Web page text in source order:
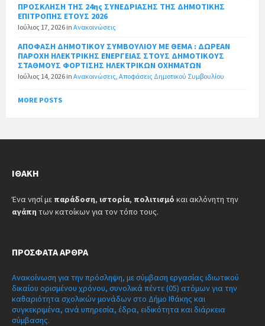
ΠΡΟΣΚΛΗΣΗ ΤΗΣ 24ης ΣΥΝΕΔΡΙΑΣΗΣ ΤΗΣ ΔΗΜΟΤΙΚΗΣ
ΕΠΙΤΡΟΠΗΣ ΕΤΟΥΣ 2026
Ιούλιος 17, 2026 in Ανακοινώσεις
ΑΠΟΦΑΣΗ ΔΗΜΟΤΙΚΟΥ ΣΥΜΒΟΥΛΙΟΥ ΜΕ ΘΕΜΑ : ΔΩΡΕΑΝ
ΠΑΡΟΧΗ ΗΛΕΚΤΡΙΚΗΣ ΕΝΕΡΓΕΙΑΣ ΣΤΟΥΣ ΔΗΜΟΤΙΚΟΥΣ
ΣΤΑΘΜΟΥΣ ΦΟΡΤΙΣΗΣ ΗΛΕΚΤΡΙΚΩΝ ΟΧΗΜΑΤΩΝ
Ιούλιος 14, 2026 in Ανακοινώσεις Αποφάσεις Δημοτικού Συμβουλίου
MORE POSTS
ΙΘΆΚΗ
Ένα νησί με παράδοση, ιστορία, πολιτισμό και ακλόνητη την
αγάπη των κατοίκων για τον τόπο τους.
ΠΡΌΣΦΑΤΑ ΆΡΘΡΑ
Ανακοίνωση για την πρόσληψη, με σύμβαση εργασίας ιδιωτικού
δικαίου ορισμένου χρόνου, συνολικά πέντε (05) ατόμων για την
καθαριότητα σχολικών μονάδων στο Δήμο Ιθάκης και
συγκεκριμένα, ανά υπηρεσία, έδρα, ειδικότητα και διάρκεια
σύμβασης.